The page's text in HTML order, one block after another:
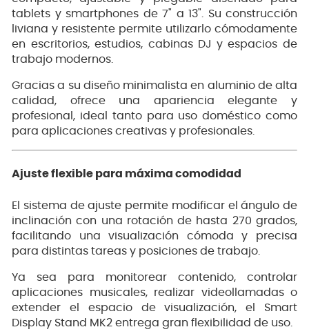
tablets y smartphones de 7" a 13". Su construcción
liviana y resistente permite utilizarlo cómodamente
en escritorios, estudios, cabinas DJ y espacios de
trabajo modernos.
Gracias a su diseño minimalista en aluminio de alta
calidad, ofrece una apariencia elegante y
profesional, ideal tanto para uso doméstico como
para aplicaciones creativas y profesionales.
Ajuste flexible para máxima comodidad
El sistema de ajuste permite modificar el ángulo de
inclinación con una rotación de hasta 270 grados,
facilitando una visualización cómoda y precisa
para distintas tareas y posiciones de trabajo.
Ya sea para monitorear contenido, controlar
aplicaciones musicales, realizar videollamadas o
extender el espacio de visualización, el Smart
Display Stand MK2 entrega gran flexibilidad de uso.